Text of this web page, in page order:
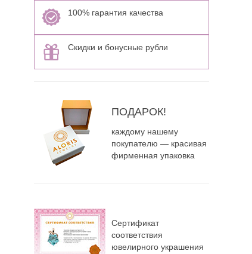
100% гарантия качества
Скидки и бонусные рубли
ПОДАРОК!
каждому нашему
покупателю — красивая
фирменная упаковка
Сертификат
соответствия
ювелирного украшения